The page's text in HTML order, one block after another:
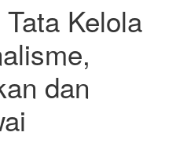
Kelola
dan